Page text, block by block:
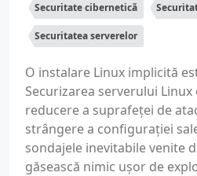
Securitate cibernetică
Securitatea serverelor
O instalare Linux implicită
Securizarea serverului
reducere a suprafeței de
strângere a configurației
sondajele inevitabile venite
găsească nimic ușor de